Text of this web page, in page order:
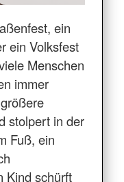
ein
ein Volksfest
Menschen
immer
stolpert in der
Fuß, ein
Kind schürft